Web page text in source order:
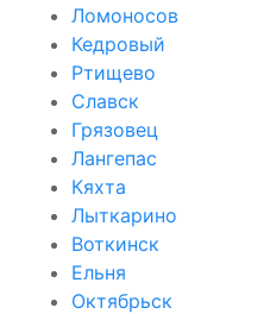
Ломоносов
Кедровый
Ртищево
Славск
Грязовец
Лангепас
Кяхта
Лыткарино
Воткинск
Ельня
Октябрьск